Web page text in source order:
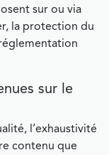
sur ou via
la protection du
sur le
l’exhaustivité
contenu que